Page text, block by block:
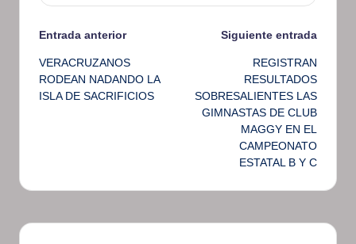
Navegación
de
entradas
Entrada anterior
VERACRUZANOS
RODEAN NADANDO LA
ISLA DE SACRIFICIOS
Siguiente entrada
REGISTRAN
RESULTADOS
SOBRESALIENTES LAS
GIMNASTAS DE CLUB
MAGGY EN EL
CAMPEONATO
ESTATAL B Y C